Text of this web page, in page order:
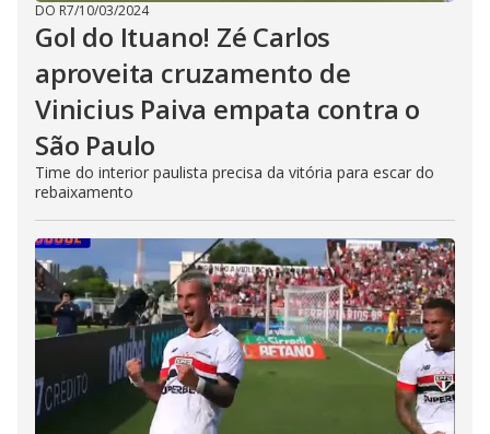
DO R7/10/03/2024
Gol do Ituano! Zé Carlos
aproveita cruzamento de
Vinicius Paiva empata contra o
São Paulo
Time do interior paulista precisa da vitória para escar do
rebaixamento